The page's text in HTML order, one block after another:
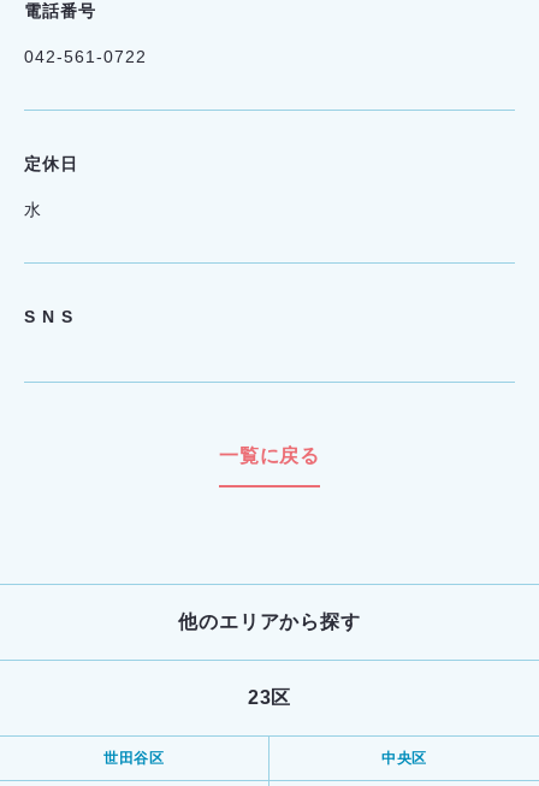
電話番号
042-561-0722
定休日
水
S N S
一覧に戻る
他のエリアから探す
23区
世田谷区 中央区